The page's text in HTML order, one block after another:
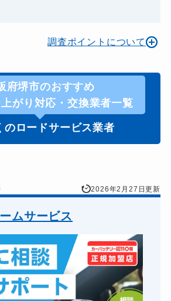
調査ポイントについて
府堺市のおすすめ
がり対応・交換業者一覧
のロードサービス業者
2026年2月27日更新
ムサービス